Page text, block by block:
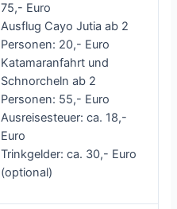
75,- Euro
Ausflug Cayo Jutia ab 2
Personen: 20,- Euro
Katamaranfahrt und
Schnorcheln ab 2
Personen: 55,- Euro
Ausreisesteuer: ca. 18,-
Euro
Trinkgelder: ca. 30,- Euro
(optional)